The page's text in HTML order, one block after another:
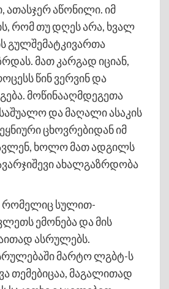
ათასჯერ აწონილი. იმ
რომ თუ დღეს არა, ხვალ
გულშემატკივართა
მათ კარგად იციან,
წინ ვერვინ და
მოწინააღმდეგეთა
და მაღალი ასაკის
ცხოვრებიდან იმ
ხოლო მათ ადგილს
ახალგაზრდობა
რომელიც სულით-
ემონება და მის
ასრულებს.
მარტო ლგბტ-ს
თემებიცაა, მაგალითად